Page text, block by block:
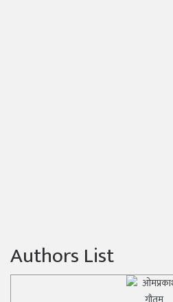
Authors List